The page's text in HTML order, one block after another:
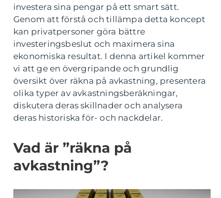
investera sina pengar på ett smart sätt.
Genom att förstå och tillämpa detta koncept
kan privatpersoner göra bättre
investeringsbeslut och maximera sina
ekonomiska resultat. I denna artikel kommer
vi att ge en övergripande och grundlig
översikt över räkna på avkastning, presentera
olika typer av avkastningsberäkningar,
diskutera deras skillnader och analysera
deras historiska för- och nackdelar.
Vad är ”räkna på
avkastning”?